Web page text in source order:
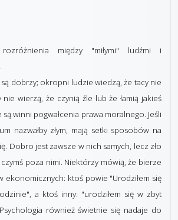
między "miłymi" ludźmi i
są dobrzy; okropni ludzie wiedzą, że tacy nie
nie wierzą, że czynią źle lub że łamią jakieś
winni pogwałcenia prawa moralnego. Jeśli
nazwałby złym, mają setki sposobów na
Dobro jest zawsze w nich samych, lecz zło
poza nimi. Niektórzy mówią, że bierze
ekonomicznych: ktoś powie "Urodziłem się
a ktoś inny: "urodziłem się w zbyt
również świetnie się nadaje do